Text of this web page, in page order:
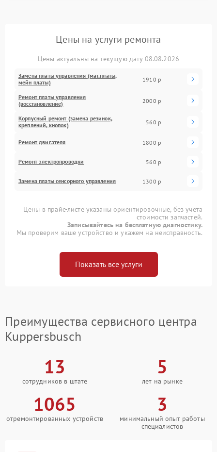
Цены на услуги ремонта
Цены актуальны на текущую дату 08.08.2026
Замена платы управления (мат.платы,
мейн платы)
1910 р
Ремонт платы управления
(восстановление)
2000 р
Корпусный ремонт (замена резинок,
креплений, кнопок)
560 р
Ремонт двигателя 1800 р
Ремонт электропроводки 560 р
Замена платы сенсорного управления 1300 р
Цены в прайс-листе указаны ориентировочные, без учета
стоимости запчастей.
Записывайтесь на бесплатную диагностику.
Мы проверим ваше устройство и укажем на неисправность.
Показать все услуги
Преимущества сервисного центра
Kuppersbusch
13
сотрудников в штате
5
лет на рынке
1065
отремонтированных устройств
3
минимальный опыт работы
специалистов